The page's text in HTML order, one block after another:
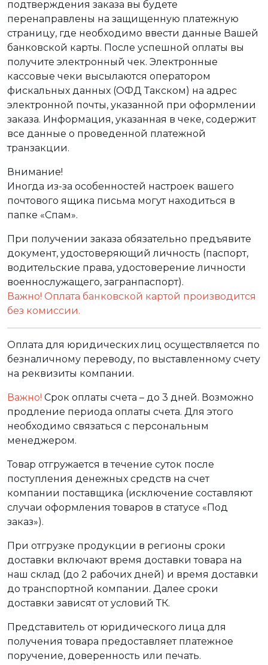
подтверждения заказа вы будете
перенаправлены на защищенную платежную
страницу, где необходимо ввести данные Вашей
банковской карты. После успешной оплаты вы
получите электронный чек. Электронные
кассовые чеки высылаются оператором
фискальных данных (ОФД Такском) на адрес
электронной почты, указанной при оформлении
заказа. Информация, указанная в чеке, содержит
все данные о проведенной платежной
транзакции.
Внимание!
Иногда из-за особенностей настроек вашего
почтового ящика письма могут находиться в
папке «Спам».
При получении заказа обязательно предъявите
документ, удостоверяющий личность (паспорт,
водительские права, удостоверение личности
военнослужащего, загранпаспорт).
Важно! Оплата банковской картой производится
без комиссии.
Оплата для юридических лиц осуществляется по
безналичному переводу, по выставленному счету
на реквизиты компании.
Важно! Срок оплаты счета – до 3 дней. Возможно
продление периода оплаты счета. Для этого
необходимо связаться с персональным
менеджером.
Товар отгружается в течение суток после
поступления денежных средств на счет
компании поставщика (исключение составляют
случаи оформления товаров в статусе «Под
заказ»).
При отгрузке продукции в регионы сроки
доставки включают время доставки товара на
наш склад (до 2 рабочих дней) и время доставки
до транспортной компании. Далее сроки
доставки зависят от условий ТК.
Представитель от юридического лица для
получения товара предоставляет платежное
поручение, доверенность или печать.